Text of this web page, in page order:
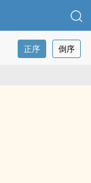
正序 倒序